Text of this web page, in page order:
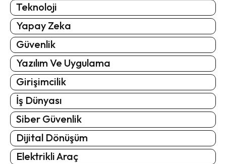
Teknoloji
Yapay Zeka
Güvenlik
Yazılım Ve Uygulama
Girişimcilik
İş Dünyası
Siber Güvenlik
Dijital Dönüşüm
Elektrikli Araç